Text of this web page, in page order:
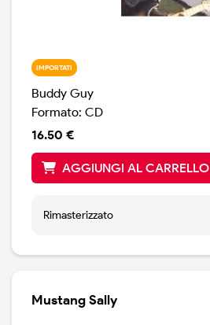
IMPORTATI
Buddy Guy
Formato: CD
16.50 €
AGGIUNGI AL CARRELLO
Rimasterizzato
Mustang Sally